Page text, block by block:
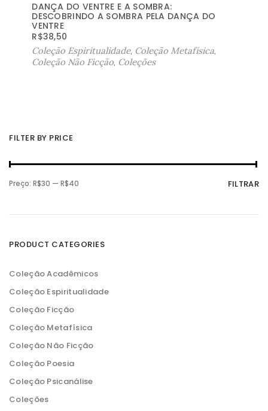
DANÇA DO VENTRE E A SOMBRA:
DESCOBRINDO A SOMBRA PELA DANÇA DO
VENTRE
R$38,50
Coleção Espiritualidade, Coleção Metafísica,
Coleção Não Ficção, Coleções
FILTER BY PRICE
P
r
o
n
i
P
r
o
x
i
FILTRAR
Preço: R$30 — R$40
PRODUCT CATEGORIES
Coleção Acadêmicos
Coleção Espiritualidade
Coleção Ficção
Coleção Metafísica
Coleção Não Ficção
Coleção Poesia
Coleção Psicanálise
Coleções